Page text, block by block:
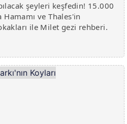
şeyleri keşfedin! 15.000
ve Thales'in
ile Milet gezi rehberi.